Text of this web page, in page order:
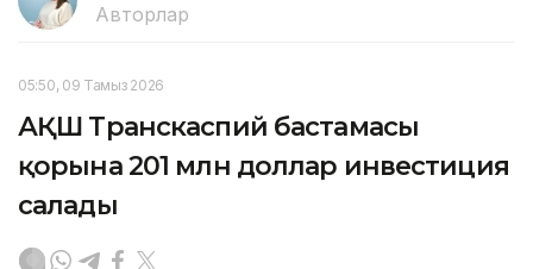
Авторлар
05:50, 09 Тамыз 2026
АҚШ Транскаспий бастамасы
қорына 201 млн доллар инвестиция
салады